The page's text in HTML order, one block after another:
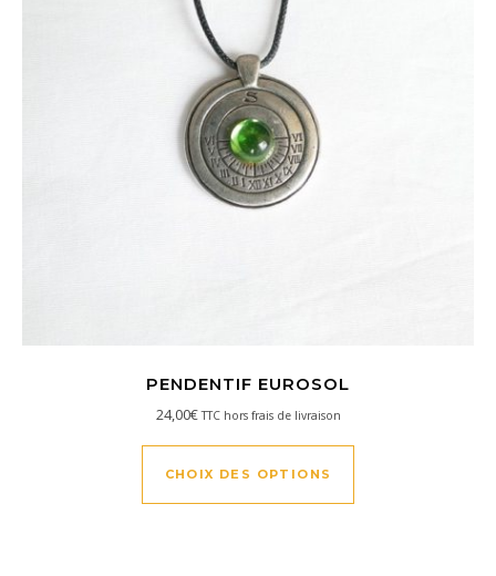
PENDENTIF EUROSOL
24,00€ TTC hors frais de livraison
CHOIX DES OPTIONS
Ce produit a